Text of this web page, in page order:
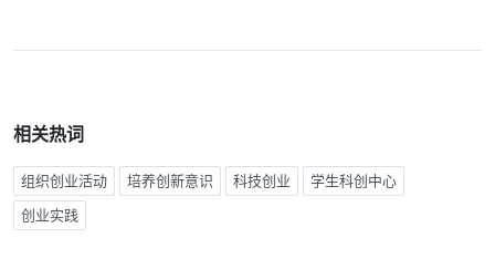
相关热词
组织创业活动 培养创新意识 科技创业 学生科创中心
创业实践